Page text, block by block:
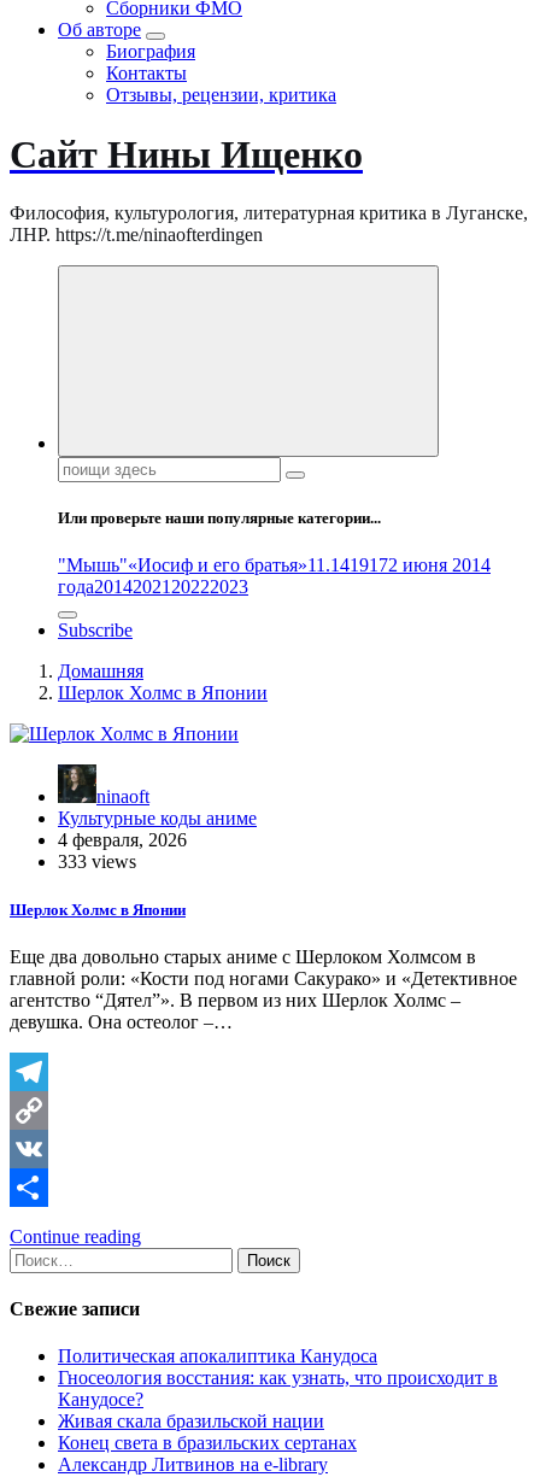
Сборники ФМО
Об авторе
Биография
Контакты
Отзывы, рецензии, критика
Сайт Нины Ищенко
Философия, культурология, литературная критика в Луганске,
ЛНР. https://t.me/ninaofterdingen
Поиск:
Или проверьте наши популярные категории...
"Мышь"«Иосиф и его братья»11.1419172 июня 2014
года2014202120222023
Subscribe
Домашняя
Шерлок Холмс в Японии
ninaoft
Культурные коды аниме
4 февраля, 2026
333 views
Шерлок Холмс в Японии
Еще два довольно старых аниме с Шерлоком Холмсом в
главной роли: «Кости под ногами Сакурако» и «Детективное
агентство “Дятел”». В первом из них Шерлок Холмс –
девушка. Она остеолог –…
Telegram
Copy
Link
VK
Отправить
Continue reading
Найти:
Свежие записи
Политическая апокалиптика Канудоса
Гносеология восстания: как узнать, что происходит в
Канудосе?
Живая скала бразильской нации
Конец света в бразильских сертанах
Александр Литвинов на e-library